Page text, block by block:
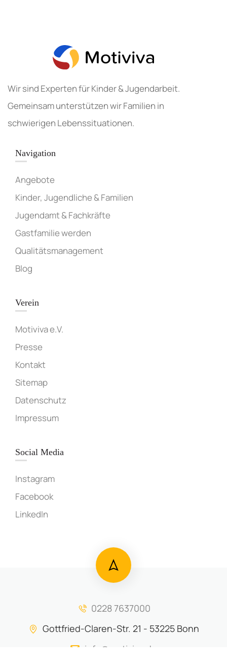
Wir sind Experten für Kinder & Jugendarbeit.
Gemeinsam unterstützen wir Familien in
schwierigen Lebenssituationen.
Navigation
Angebote
Kinder, Jugendliche & Familien
Jugendamt & Fachkräfte
Gastfamilie werden
Qualitätsmanagement
Blog
Verein
Motiviva e.V.
Presse
Kontakt
Sitemap
Datenschutz
Impressum
Social Media
Instagram
Facebook
LinkedIn
0228 7637000
Gottfried-Claren-Str. 21 - 53225 Bonn
info@motiviva.de